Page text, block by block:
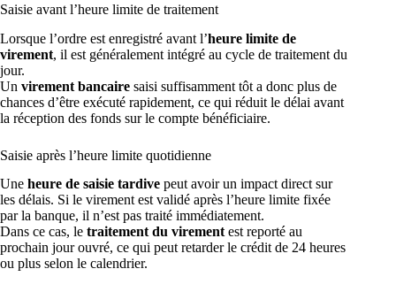
Saisie avant l’heure limite de traitement
Lorsque l’ordre est enregistré avant l’heure limite de
virement, il est généralement intégré au cycle de traitement du
jour.
Un virement bancaire saisi suffisamment tôt a donc plus de
chances d’être exécuté rapidement, ce qui réduit le délai avant
la réception des fonds sur le compte bénéficiaire.
Saisie après l’heure limite quotidienne
Une heure de saisie tardive peut avoir un impact direct sur
les délais. Si le virement est validé après l’heure limite fixée
par la banque, il n’est pas traité immédiatement.
Dans ce cas, le traitement du virement est reporté au
prochain jour ouvré, ce qui peut retarder le crédit de 24 heures
ou plus selon le calendrier.